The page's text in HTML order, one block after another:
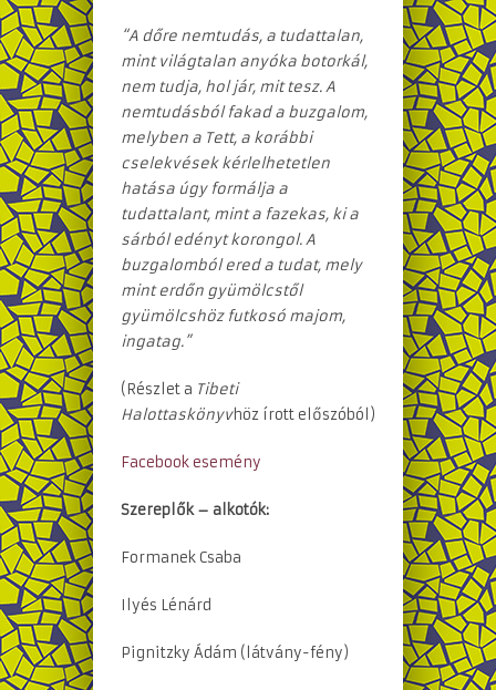
“A dőre nemtudás, a tudattalan,
mint világtalan anyóka botorkál,
nem tudja, hol jár, mit tesz. A
nemtudásból fakad a buzgalom,
melyben a Tett, a korábbi
cselekvések kérlelhetetlen
hatása úgy formálja a
tudattalant, mint a fazekas, ki a
sárból edényt korongol. A
buzgalomból ered a tudat, mely
mint erdőn gyümölcstől
gyümölcshöz futkosó majom,
ingatag.”
(Részlet a Tibeti
Halottaskönyvhöz írott előszóból)
Facebook esemény
Szereplők – alkotók:
Formanek Csaba
Ilyés Lénárd
Pignitzky Ádám (látvány-fény)